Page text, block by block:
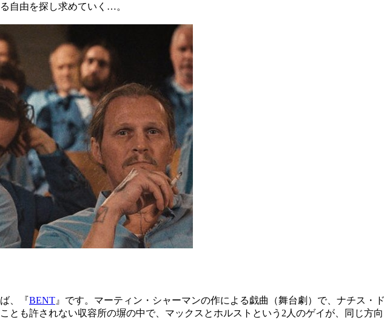
自由を探し求めていく…。
、『BENT 』です。マーティン・シャーマンの作による戯曲（舞台劇）で、ナチス
とも許されない収容所の塀の中で、マックスとホルストという2人のゲイが、同じ方